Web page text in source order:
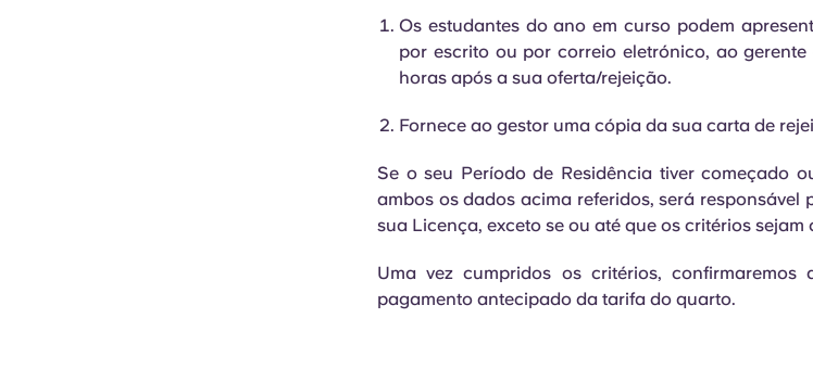
Os estudantes do ano em curso podem
por escrito ou por correio eletrónico, ao
horas após a sua oferta/rejeição.
Fornece ao gestor uma cópia da sua carta de
Se o seu Período de Residência tiver começado
ambos os dados acima referidos, será
sua Licença, exceto se ou até que os critérios sejam
Uma vez cumpridos os critérios, confirmaremos
pagamento antecipado da tarifa do quarto.